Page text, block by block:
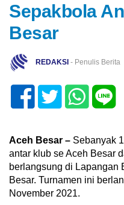
Sepakbola
Besar
REDAKSI - Penulis Berita
Aceh Besar – Sebanyak
antar klub se Aceh Besar
berlangsung di Lapangan
Besar. Turnamen ini
November 2021.